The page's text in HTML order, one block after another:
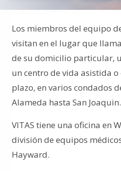
Los miembros del equipo
visitan en el lugar que
de su domicilio particular,
un centro de vida asistida
plazo, en varios condados
Alameda hasta San Joaquin.
VITAS tiene una oficina en
división de equipos
Hayward.